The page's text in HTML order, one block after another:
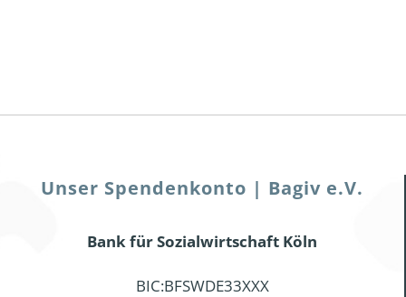
Unser Spendenkonto | Bagiv e.V.
Bank für Sozialwirtschaft Köln
BIC:BFSWDE33XXX